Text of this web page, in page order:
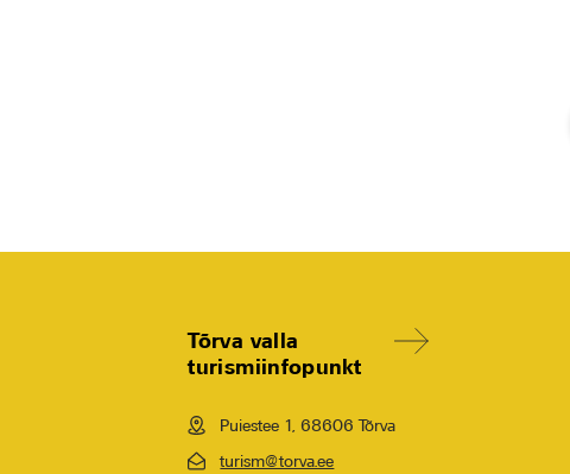
Tõrva valla
turismiinfopunkt
Puiestee 1, 68606 Tõrva
turism@torva.ee